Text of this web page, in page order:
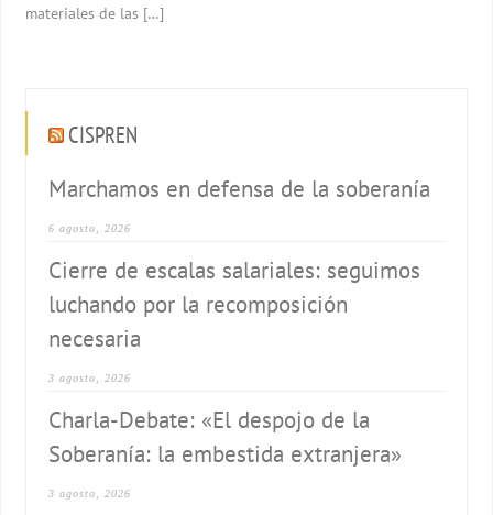
materiales de las […]
CISPREN
Marchamos en defensa de la soberanía
6 agosto, 2026
Cierre de escalas salariales: seguimos
luchando por la recomposición
necesaria
3 agosto, 2026
Charla-Debate: «El despojo de la
Soberanía: la embestida extranjera»
3 agosto, 2026